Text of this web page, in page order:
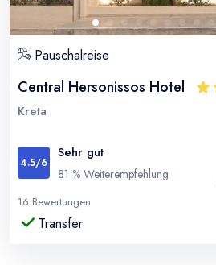
Pauschalreise
Central Hersonissos Hotel
Kreta
4.5/6
Sehr gut
81 % Weiterempfehlung
16 Bewertungen
Transfer